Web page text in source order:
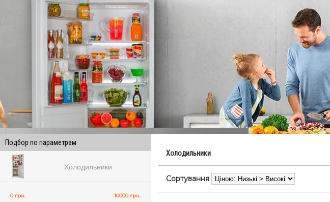
Подбор по параметрам
Холодильники
0 грн. 10000 грн.
Холодильники
Сортування